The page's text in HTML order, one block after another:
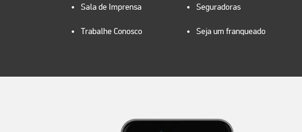
Sala de Imprensa
Trabalhe Conosco
Seguradoras
Seja um franqueado